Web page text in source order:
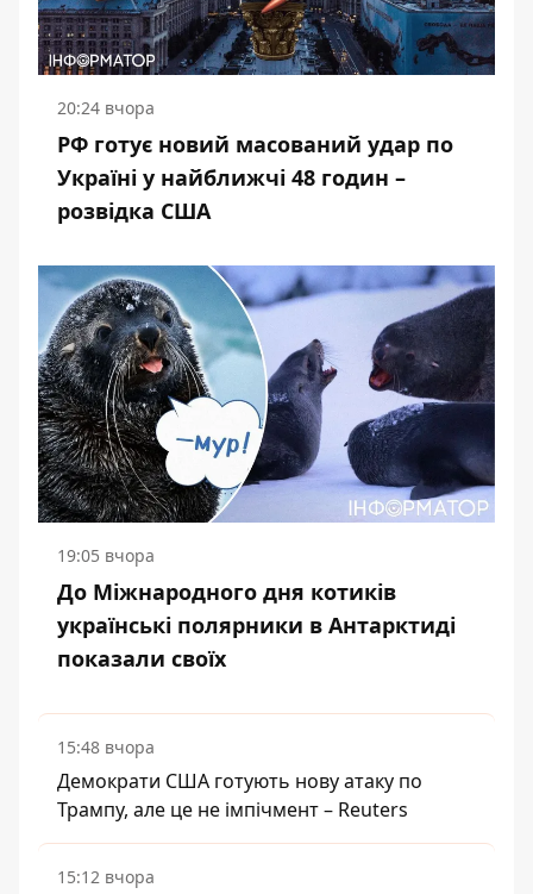
20:24 вчора
РФ готує новий масований удар по
Україні у найближчі 48 годин –
розвідка США
19:05 вчора
До Міжнародного дня котиків
українські полярники в Антарктиді
показали своїх
15:48 вчора
Демократи США готують нову атаку по
Трампу, але це не імпічмент – Reuters
15:12 вчора